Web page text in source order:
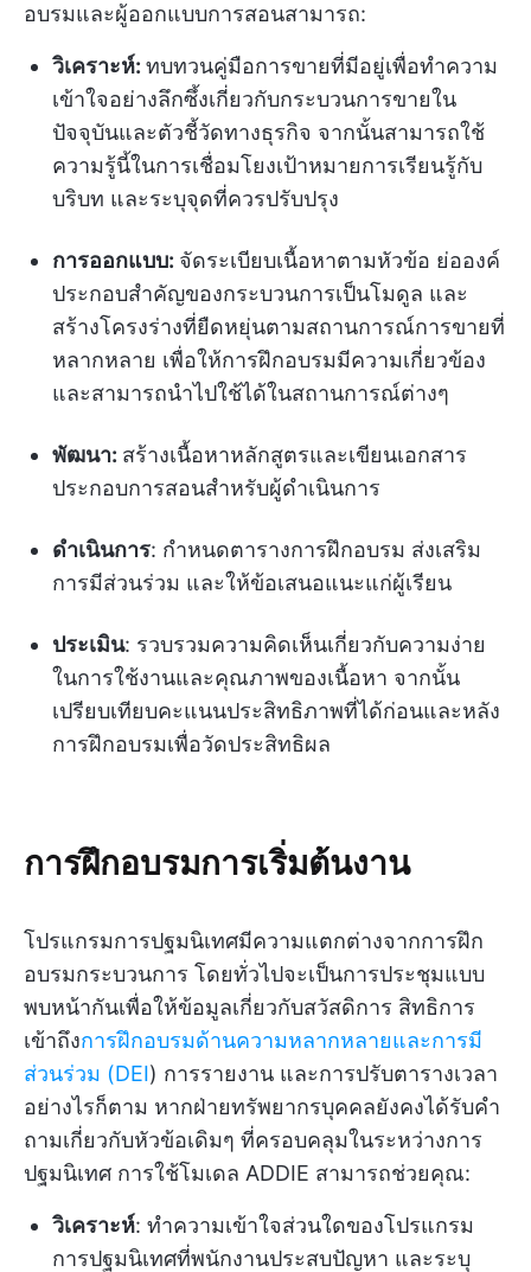
อบรมและผู้ออกแบบการสอนสามารถ:
วิเคราะห์: ทบทวนคู่มือการขายที่มีอยู่เพื่อทำความ
เข้าใจอย่างลึกซึ้งเกี่ยวกับกระบวนการขายใน
ปัจจุบันและตัวชี้วัดทางธุรกิจ จากนั้นสามารถใช้
ความรู้นี้ในการเชื่อมโยงเป้าหมายการเรียนรู้กับ
บริบท และระบุจุดที่ควรปรับปรุง
การออกแบบ: จัดระเบียบเนื้อหาตามหัวข้อ ย่อองค์
ประกอบสำคัญของกระบวนการเป็นโมดูล และ
สร้างโครงร่างที่ยืดหยุ่นตามสถานการณ์การขายที่
หลากหลาย เพื่อให้การฝึกอบรมมีความเกี่ยวข้อง
และสามารถนำไปใช้ได้ในสถานการณ์ต่างๆ
พัฒนา: สร้างเนื้อหาหลักสูตรและเขียนเอกสาร
ประกอบการสอนสำหรับผู้ดำเนินการ
ดำเนินการ: กำหนดตารางการฝึกอบรม ส่งเสริม
การมีส่วนร่วม และให้ข้อเสนอแนะแก่ผู้เรียน
ประเมิน: รวบรวมความคิดเห็นเกี่ยวกับความง่าย
ในการใช้งานและคุณภาพของเนื้อหา จากนั้น
เปรียบเทียบคะแนนประสิทธิภาพที่ได้ก่อนและหลัง
การฝึกอบรมเพื่อวัดประสิทธิผล
การฝึกอบรมการเริ่มต้นงาน
โปรแกรมการปฐมนิเทศมีความแตกต่างจากการฝึก
อบรมกระบวนการ โดยทั่วไปจะเป็นการประชุมแบบ
พบหน้ากันเพื่อให้ข้อมูลเกี่ยวกับสวัสดิการ สิทธิการ
เข้าถึงการฝึกอบรมด้านความหลากหลายและการมี
ส่วนร่วม (DEI) การรายงาน และการปรับตารางเวลา
อย่างไรก็ตาม หากฝ่ายทรัพยากรบุคคลยังคงได้รับคำ
ถามเกี่ยวกับหัวข้อเดิมๆ ที่ครอบคลุมในระหว่างการ
ปฐมนิเทศ การใช้โมเดล ADDIE สามารถช่วยคุณ:
วิเคราะห์: ทำความเข้าใจส่วนใดของโปรแกรม
การปฐมนิเทศที่พนักงานประสบปัญหา และระบุ